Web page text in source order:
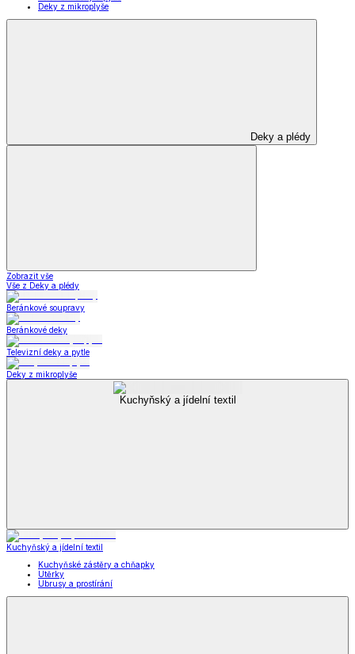
Deky z mikroplyše
Deky a plédy
Zobrazit vše
Vše z Deky a plédy
Beránkové soupravy
Beránkové deky
Televizní deky a pytle
Deky z mikroplyše
Kuchyňský a jídelní textil
Kuchyňský a jídelní textil
Kuchyňské zástěry a chňapky
Utěrky
Ubrusy a prostírání